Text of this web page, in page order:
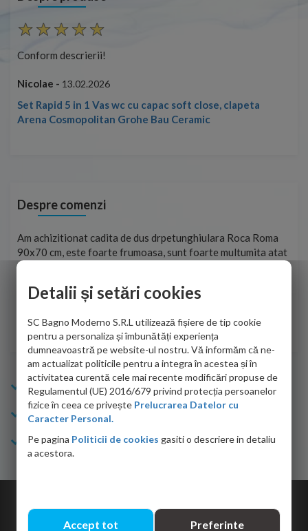
Conform descrierii!
Nicolae - 13.02.2026
Set Rapid 5 in 1 Vas wc cu capac soft close, clapeta
Arena Cosmopolitan Grohe Bau Ceramic
Despre comenzi
Am achizitionat cadita de dus drpetunghiulara Roca Roma
90x70 cm, este foarte frumoasa, sunt foarte multumita atat
de personalul firmei dvs. cu care am colaborat in obtinerea
adus coletul in siguranta.Numai bine, va doresc!
Sofrone Viviana -28.07.2026
Info Bagno
Cumparaturi
Suport clienti
Detalii și setări cookies
SC Bagno Moderno S.R.L utilizează fișiere de tip cookie
pentru a personaliza și îmbunătăți experiența
dumneavoastră pe website-ul nostru. Vă informăm că ne-
am actualizat politicile pentru a integra în acestea și în
activitatea curentă cele mai recente modificări propuse de
Regulamentul (UE) 2016/679 privind protecția persoanelor
fizice în ceea ce privește Prelucrarea Datelor cu
Caracter Personal.
Pe pagina Politicii de cookies gasiti o descriere in detaliu
a acestora.
Accept tot Preferinte